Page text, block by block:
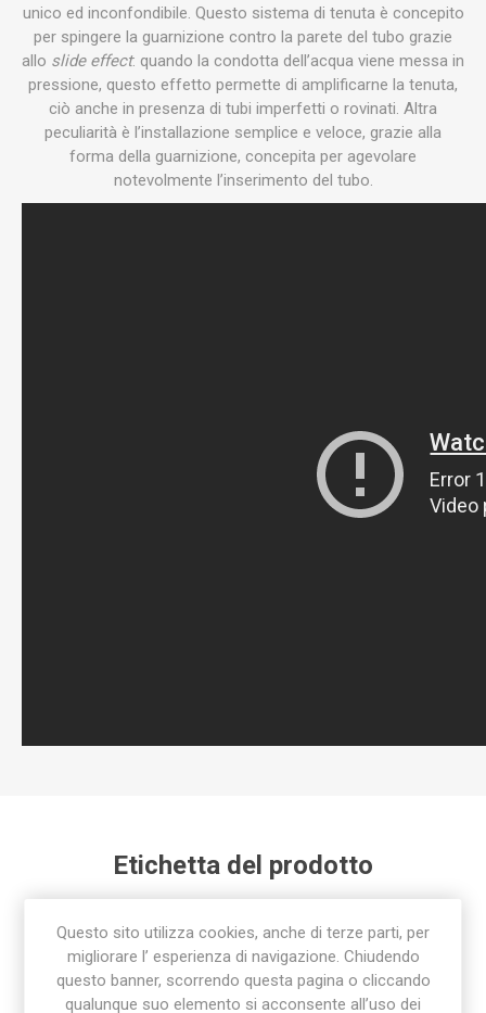
unico ed inconfondibile. Questo sistema di tenuta è concepito
per spingere la guarnizione contro la parete del tubo grazie
allo slide effect: quando la condotta dell’acqua viene messa in
pressione, questo effetto permette di amplificarne la tenuta,
ciò anche in presenza di tubi imperfetti o rovinati. Altra
peculiarità è l’installazione semplice e veloce, grazie alla
forma della guarnizione, concepita per agevolare
notevolmente l’inserimento del tubo.
Etichetta del prodotto
raccorderia sab (85)
Questo sito utilizza cookies, anche di terze parti, per
migliorare l’ esperienza di navigazione. Chiudendo
questo banner, scorrendo questa pagina o cliccando
qualunque suo elemento si acconsente all’uso dei